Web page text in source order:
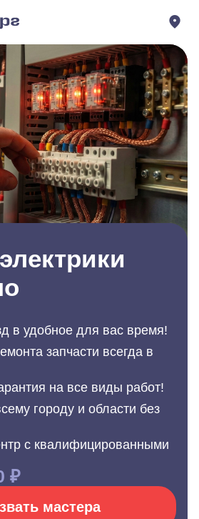
в удобное для вас время!
запчасти всегда в
на все виды работ!
городу и области без
с квалифицированными
₽
мастера